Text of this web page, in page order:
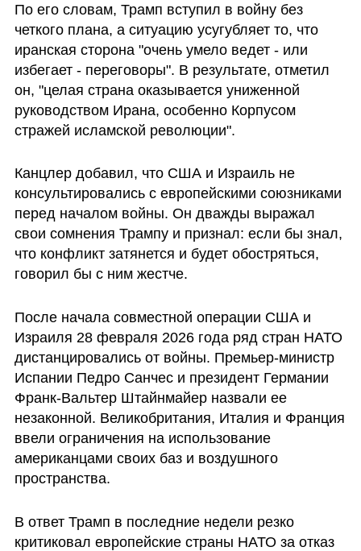
По его словам, Трамп вступил в войну без
четкого плана, а ситуацию усугубляет то, что
иранская сторона "очень умело ведет - или
избегает - переговоры". В результате, отметил
он, "целая страна оказывается униженной
руководством Ирана, особенно Корпусом
стражей исламской революции".
Канцлер добавил, что США и Израиль не
консультировались с европейскими союзниками
перед началом войны. Он дважды выражал
свои сомнения Трампу и признал: если бы знал,
что конфликт затянется и будет обостряться,
говорил бы с ним жестче.
После начала совместной операции США и
Израиля 28 февраля 2026 года ряд стран НАТО
дистанцировались от войны. Премьер-министр
Испании Педро Санчес и президент Германии
Франк-Вальтер Штайнмайер назвали ее
незаконной. Великобритания, Италия и Франция
ввели ограничения на использование
американцами своих баз и воздушного
пространства.
В ответ Трамп в последние недели резко
критиковал европейские страны НАТО за отказ